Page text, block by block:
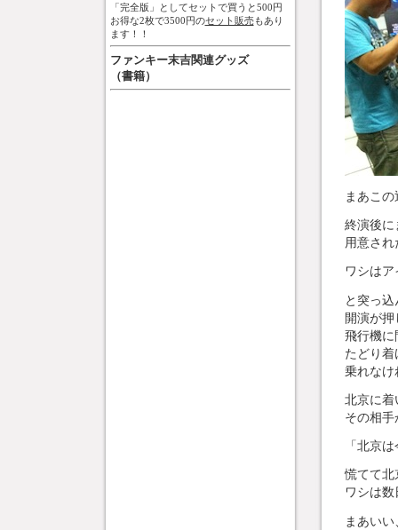
「完全版」としてセットで買うと500円
お得な2枚で3500円のセット販売もあり
ます！！
ファンキー末吉関連グッズ
（書籍）
まあこ
終演後に
用意さ
ワシは
と突っ
開演が
飛行機に
たどり
乗れなけ
北京に着
その相
「北京
慌てて北
ワシは
まあい